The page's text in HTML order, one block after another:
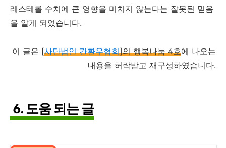
레스테롤 수치에 큰 영향을 미치지 않는다는 잘못된 믿음
을 알게 되었습니다.
이 글은 [사단법인 간환우협회]의 행복나눔 4호에 나오는
내용을 허락받고 재구성하였습니다.
6. 도움 되는 글